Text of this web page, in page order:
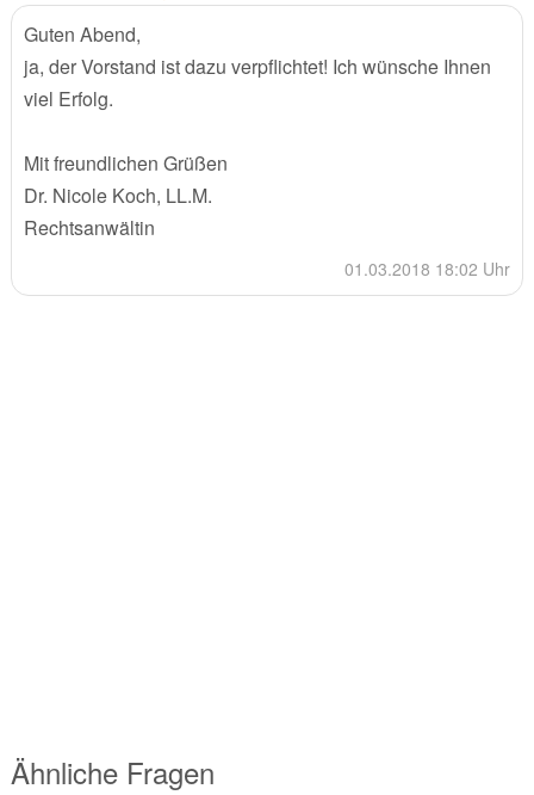
Guten Abend,
ja, der Vorstand ist dazu verpflichtet! Ich wünsche Ihnen
viel Erfolg.
Mit freundlichen Grüßen
Dr. Nicole Koch, LL.M.
Rechtsanwältin
01.03.2018 18:02 Uhr
Ähnliche Fragen